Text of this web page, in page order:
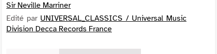
Sir Neville Marriner
Edité par UNIVERSAL_CLASSICS / Universal Music
Division Decca Records France